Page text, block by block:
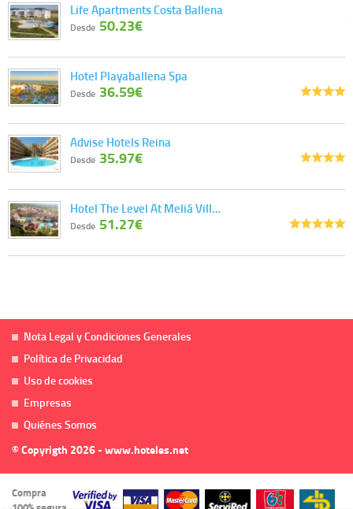
Life Apartments Costa Ballena
Desde 50.23€
Hotel Playaballena Spa
Desde 36.59€
Advise Hotels Reina
Desde 35.97€
Hotel The Level At Meliá Vill…
Desde 51.27€
Nota Legal y Condiciones Generales
Política de Privacidad
Uso de cookies
Empresas
Quiénes Somos
© Copyrigth 2026 - www.hoteles.net
Compra